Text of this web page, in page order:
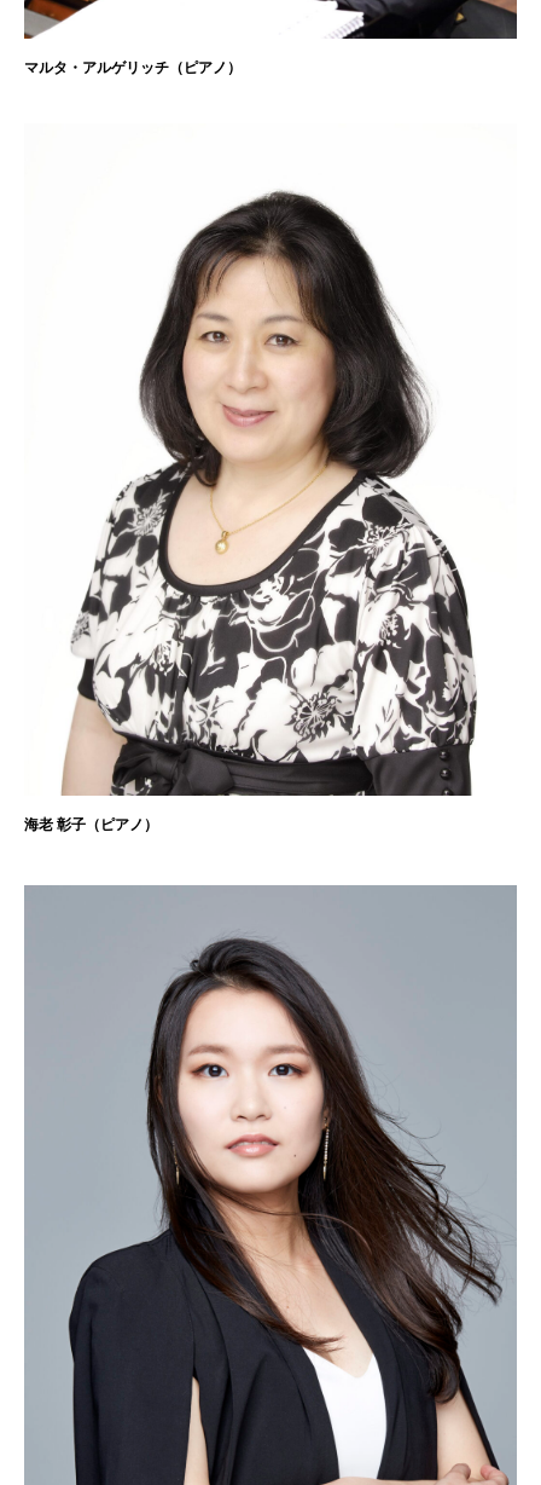
マルタ・アルゲリッチ（ピアノ）
海老 彰子（ピアノ）